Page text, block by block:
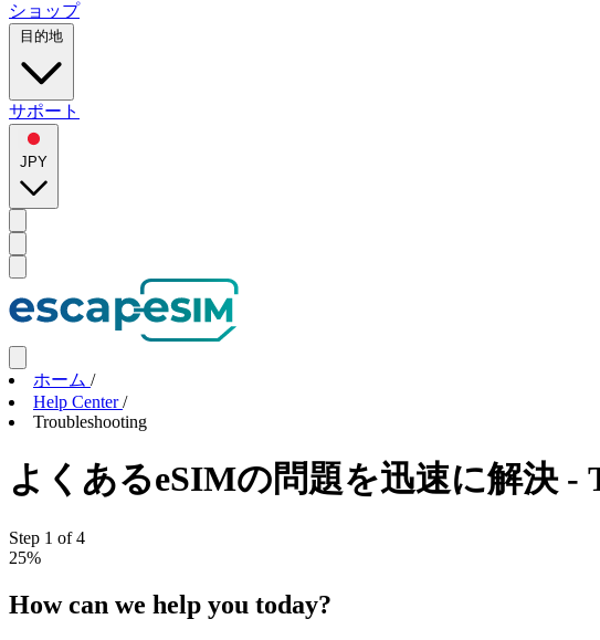
ショップ
目的地
サポート
JPY
ホーム /
Help Center /
Troubleshooting
よくあるeSIMの問題を迅速に解決 -
Step 1 of 4
25%
How can we help you today?